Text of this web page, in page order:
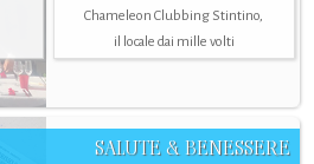
Chameleon Clubbing Stintino,
il locale dai mille volti
SALUTE & BENESSERE